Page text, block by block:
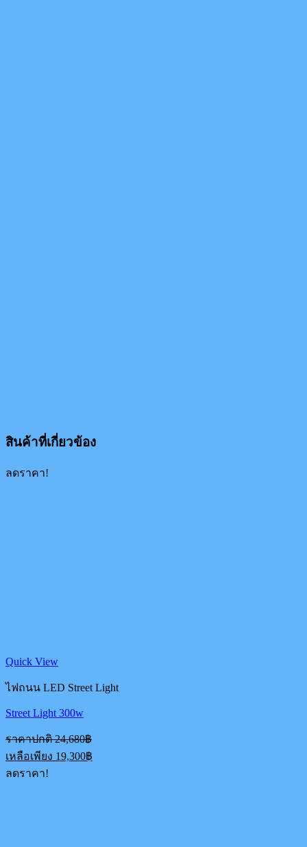
สินค้าที่เกี่ยวข้อง
ลดราคา!
Quick View
ไฟถนน LED Street Light
Street Light 300w
ราคาปกติ24,680฿
was:
เหลือเพียง 19,300฿
price
ลดราคา!